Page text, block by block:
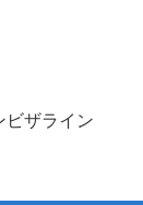
ビザライン